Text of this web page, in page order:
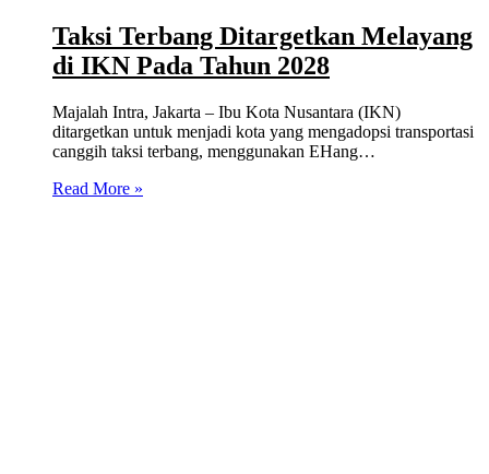
Taksi Terbang Ditargetkan Melayang
di IKN Pada Tahun 2028
Majalah Intra, Jakarta – Ibu Kota Nusantara (IKN)
ditargetkan untuk menjadi kota yang mengadopsi transportasi
canggih taksi terbang, menggunakan EHang…
Read More »